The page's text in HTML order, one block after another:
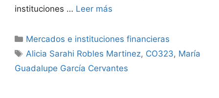
instituciones … Leer más
Categorías
Mercados e instituciones financieras
Etiquetas
Alicia Sarahi Robles Martinez, CO323, María
Guadalupe García Cervantes